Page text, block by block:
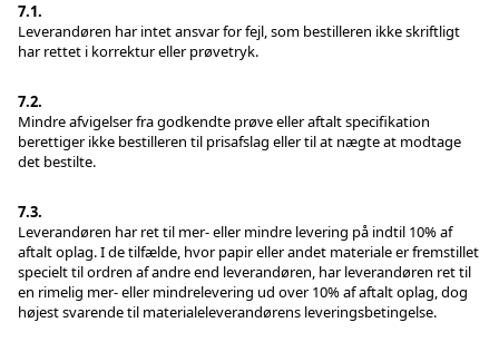
7.1.
Leverandøren har intet ansvar for fejl, som bestilleren ikke skriftligt
har rettet i korrektur eller prøvetryk.
7.2.
Mindre afvigelser fra godkendte prøve eller aftalt specifikation
berettiger ikke bestilleren til prisafslag eller til at nægte at modtage
det bestilte.
7.3.
Leverandøren har ret til mer- eller mindre levering på indtil 10% af
aftalt oplag. I de tilfælde, hvor papir eller andet materiale er fremstillet
specielt til ordren af andre end leverandøren, har leverandøren ret til
en rimelig mer- eller mindrelevering ud over 10% af aftalt oplag, dog
højest svarende til materialeleverandørens leveringsbetingelse.